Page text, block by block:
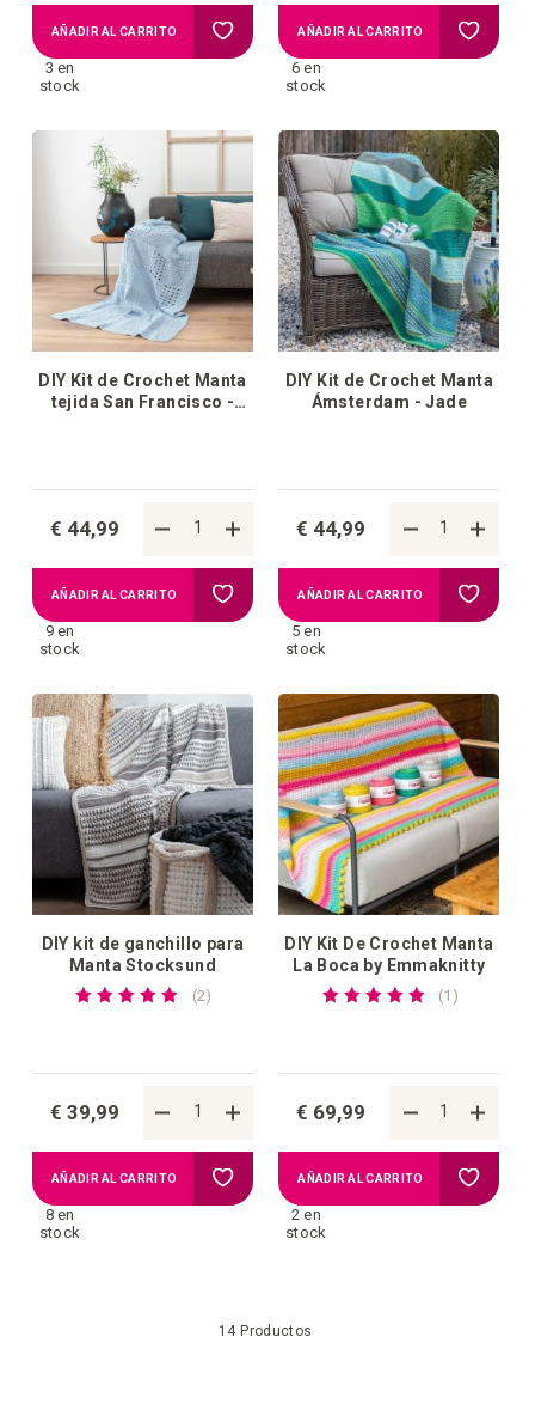
3 en
stock
AÑADIR AL CARRITO Añadir
la
lista
de
deseos
6 en
stock
AÑADIR AL CARRITO Añadir
la
lista
de
deseos
DIY Kit de Crochet Manta
tejida San Francisco -
€ 44,99
9 en
stock
AÑADIR AL CARRITO Añadir
de
deseos
DIY Kit de Crochet Manta
Ámsterdam - Jade
€ 44,99
5 en
stock
AÑADIR AL CARRITO Añadir
lista
de
deseos
DIY kit de ganchillo para
Manta Stocksund
Valoración:
2reseñas
€ 39,99
8 en
stock
AÑADIR AL CARRITO Añadir
lista
DIY Kit De Crochet Manta
La Boca by Emmaknitty
Valoración:
1 reseña
€ 69,99
2 en
stock
AÑADIR AL CARRITO Añadir
14 Productos